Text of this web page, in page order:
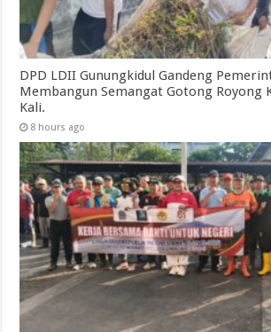
DPD LDII Gunungkidul Gandeng
Membangun Semangat Gotong Royong
Kali.
8 hours ago